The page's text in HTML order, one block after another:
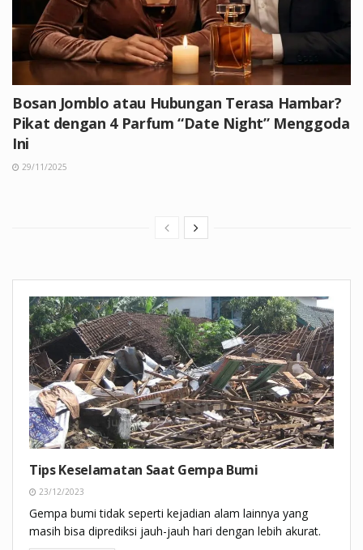
Bosan Jomblo atau Hubungan Terasa Hambar?
Pikat dengan 4 Parfum “Date Night” Menggoda
Ini
29/11/2025
Tips Keselamatan Saat Gempa Bumi
23/12/2023
Gempa bumi tidak seperti kejadian alam lainnya yang
masih bisa diprediksi jauh-jauh hari dengan lebih akurat.